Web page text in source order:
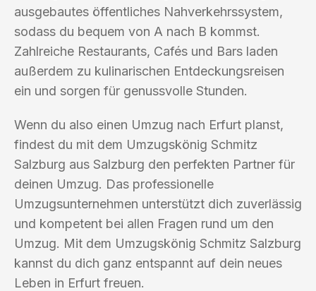
ausgebautes öffentliches Nahverkehrssystem,
sodass du bequem von A nach B kommst.
Zahlreiche Restaurants, Cafés und Bars laden
außerdem zu kulinarischen Entdeckungsreisen
ein und sorgen für genussvolle Stunden.
Wenn du also einen Umzug nach Erfurt planst,
findest du mit dem Umzugskönig Schmitz
Salzburg aus Salzburg den perfekten Partner für
deinen Umzug. Das professionelle
Umzugsunternehmen unterstützt dich zuverlässig
und kompetent bei allen Fragen rund um den
Umzug. Mit dem Umzugskönig Schmitz Salzburg
kannst du dich ganz entspannt auf dein neues
Leben in Erfurt freuen.